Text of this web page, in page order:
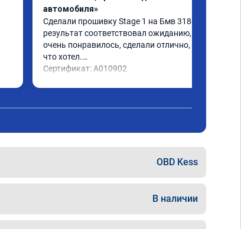
автомобиля»
Сделали прошивку Stage 1 на Бмв 318d,
результат соответствовал ожиданию, все
очень понравилось, сделали отлично, то
что хотел.
Сертификат: A010902
OBD Kess
В наличии